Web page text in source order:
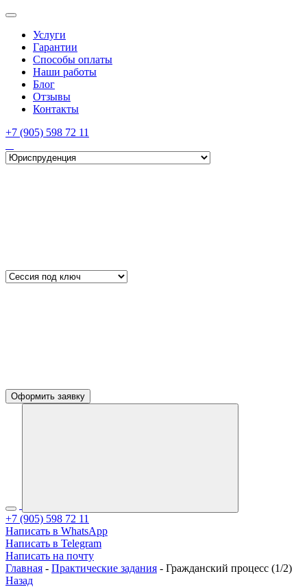
Услуги
Гарантии
Способы оплаты
Наши работы
Блог
Отзывы
Контакты
+7 (905) 598 72 11
Оформить заявку
+7 (905) 598 72 11
Написать в WhatsApp
Написать в Telegram
Написать на почту
Главная - Практические задания - Гражданский процесс (1/2)
Назад